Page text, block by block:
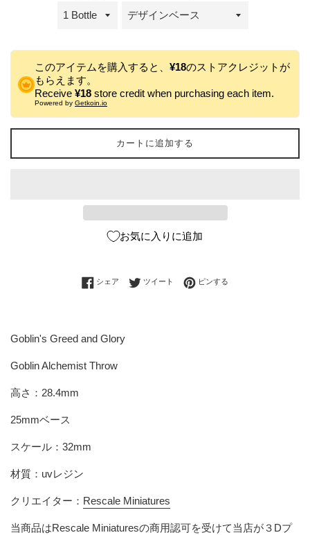
このアイテムを購入すると、 ¥18のストアクレジットが
もらえます。
Receive ¥18 store credit when purchasing each item.
Powered by Getkoin.io
カートに追加する
お気に入りに追加
シェア Facebookでシェアする
ツイート Twitterに投稿する
ピンする
Goblin's Greed and Glory
Goblin Alchemist Throw
高さ：28.4mm
25mmベース
スケール：32mm
材質：uvレジン
クリエイター： Rescale Miniatures
当商品はRescale Miniaturesの商用認可を受けて当店が３Dプ